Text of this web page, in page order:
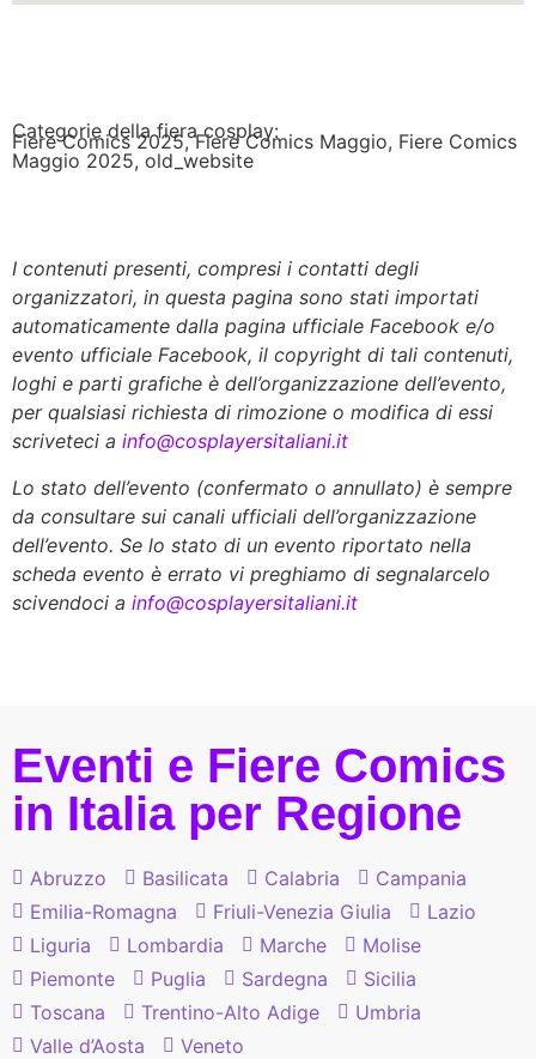
Categorie della fiera cosplay:
Fiere Comics 2025,Fiere Comics Maggio, Fiere Comics
Maggio 2025, old_website
I contenuti presenti, compresi i contatti degli
organizzatori, in questa pagina sono stati importati
automaticamente dalla pagina ufficiale Facebook e/o
evento ufficiale Facebook, il copyright di tali contenuti,
loghi e parti grafiche è dell’organizzazione dell’evento,
per qualsiasi richiesta di rimozione o modifica di essi
scriveteci a info@cosplayersitaliani.it
Lo stato dell’evento (confermato o annullato) è sempre
da consultare sui canali ufficiali dell’organizzazione
dell’evento. Se lo stato di un evento riportato nella
scheda evento è errato vi preghiamo di segnalarcelo
scivendoci a info@cosplayersitaliani.it
Eventi e Fiere Comics
in Italia per Regione
Abruzzo Basilicata Calabria
Campania
Emilia-Romagna
Friuli-Venezia Giulia
Lazio
Liguria
Lombardia Marche
Molise
Piemonte
Puglia Sardegna
Sicilia
Toscana
Trentino-Alto Adige
Umbria
Valle d’Aosta
Veneto